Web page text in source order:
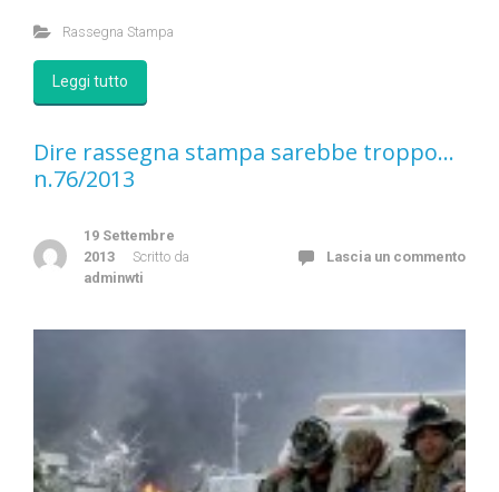
Rassegna Stampa
Leggi tutto
Dire rassegna stampa sarebbe troppo…
n.76/2013
19 Settembre
2013
Scritto da
adminwti
Lascia un commento